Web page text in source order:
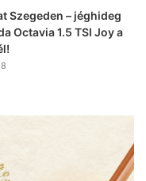
Szegeden – jéghideg
Octavia 1.5 TSI Joy a